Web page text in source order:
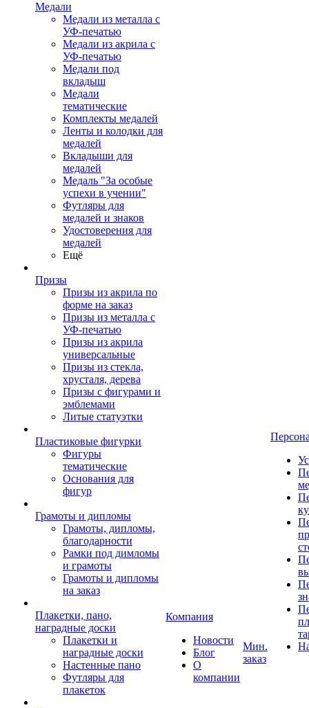
Медали
Медали из металла с
УФ-печатью
Медали из акрила с
УФ-печатью
Медали под
вкладыш
Медали
тематические
Комплекты медалей
Ленты и колодки для
медалей
Вкладыши для
медалей
Медаль "За особые
успехи в учении"
Футляры для
медалей и знаков
Удостоверения для
медалей
Ещё
Призы
Призы из акрила по
форме на заказ
Призы из металла с
УФ-печатью
Призы из акрила
универсальные
Призы из стекла,
хрусталя, дерева
Призы с фигурами и
эмблемами
Литые статуэтки
Пластиковые фигурки
Фигуры
тематические
Основания для
фигур
Грамоты и дипломы
Грамоты, дипломы,
благодарности
Рамки под димломы
и грамоты
Грамоты и дипломы
на заказ
Плакетки, пано,
наградные доски
Плакетки и
наградные доски
Настенные пано
Футляры для
плакеток
Компания
Новости
Блог
О
компании
Мин.
заказ